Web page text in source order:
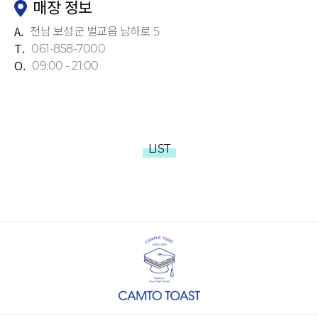
매장 정보
A. 전남 보성군 벌교읍 남하로 5
T. 061-858-7000
O. 09:00 - 21:00
LIST